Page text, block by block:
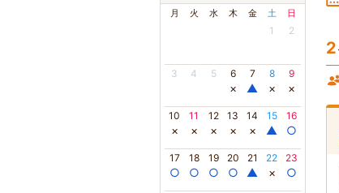
月 火 水 木 金 土 日
1 2
3 4 5 6
×
7
▲
8
×
9
×
10
×
11
×
12
×
13
×
14
×
15
▲
16
○
17
○
18
○
19
○
20
○
21
▲
22
×
23
○
2